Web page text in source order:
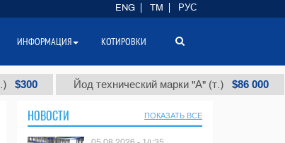
Йод технический марки "А" (т.) $86 000
НОВОСТИ ПОКАЗАТЬ ВСЕ
ENG TM РУС
ИНФОРМАЦИЯ КОТИРОВКИ